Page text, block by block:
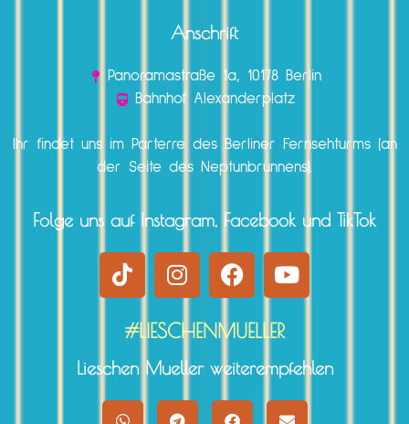
Anschrift
Panoramastraße 1a, 10178 Berlin
Bahnhof Alexanderplatz
Ihr findet uns im Parterre des Berliner Fernsehturms (an
der Seite des Neptunbrunnens).
Folge uns auf Instagram, Facebook und TikTok
#LIESCHENMUELLER
Lieschen Mueller weiterempfehlen